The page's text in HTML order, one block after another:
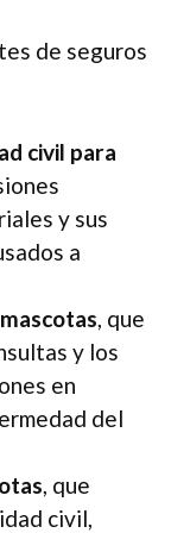
de seguros
civil para
y sus
a
, que
y los
en
del
, que
civil,